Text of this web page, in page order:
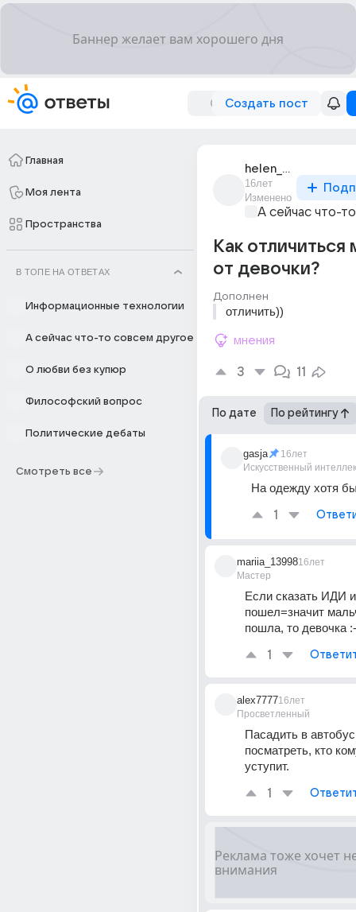
Создать пост
Главная
Моя лента
Пространства
В ТОПЕ НА ОТВЕТАХ
Информационные технологии
А сейчас что-то совсем другое
О любви без купюр
Философский вопрос
Политические дебаты
Смотреть все
helen_the_sun
16лет
Изменено
А сейчас что-
Как отличиться
от девочки?
Дополнен
отличить))
мнения
3 11
По дате По рейтингу
gasja
Искусственный
16лет
На одежду хотя
1
mariia_13998
Мастер
16лет
Если сказать ИДИ
пошел=значит
пошла, то девочка
1
alex7777
Просветленный
16лет
Пасадить в
посматреть, кто
уступит.
1